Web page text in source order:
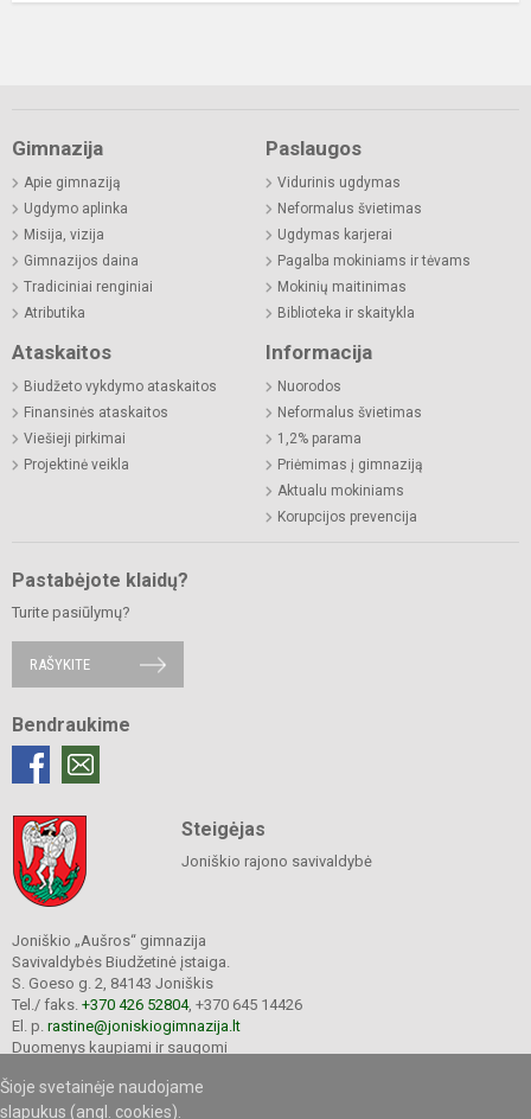
Šioje svetainėje naudojame
slapukus (angl. cookies).
Gimnazija
Apie gimnaziją
Ugdymo aplinka
Misija, vizija
Gimnazijos daina
Tradiciniai renginiai
Atributika
Paslaugos
Vidurinis ugdymas
Neformalus švietimas
Ugdymas karjerai
Pagalba mokiniams ir tėvams
Mokinių maitinimas
Biblioteka ir skaitykla
Ataskaitos
Biudžeto vykdymo ataskaitos
Finansinės ataskaitos
Viešieji pirkimai
Projektinė veikla
Informacija
Nuorodos
Neformalus švietimas
1,2% parama
Priėmimas į gimnaziją
Aktualu mokiniams
Korupcijos prevencija
Pastabėjote klaidų?
Turite pasiūlymų?
RAŠYKITE
Bendraukime
Steigėjas
Joniškio rajono savivaldybė
Joniškio „Aušros“ gimnazija
Savivaldybės Biudžetinė įstaiga.
S. Goeso g. 2, 84143 Joniškis
Tel./ faks. +370 426 52804, +370 645 14426
El. p. rastine@joniskiogimnazija.lt
Duomenys kaupiami ir saugomi
Įmonės kodas 290565040